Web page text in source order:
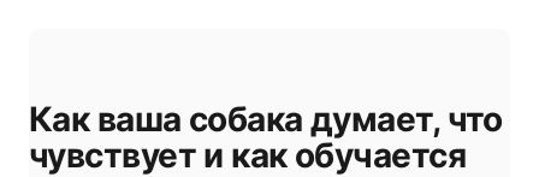
Как ваша собака думает, что
чувствует и как обучается